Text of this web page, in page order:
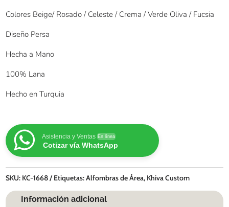
Colores Beige/ Rosado / Celeste / Crema / Verde Oliva / Fucsia
Diseño Persa
Hecha a Mano
100% Lana
Hecho en Turquia
Asistencia y Ventas En línea
Cotizar vía WhatsApp
SKU: KC-1668 Etiquetas:Alfombras de Área, Khiva Custom
Información adicional